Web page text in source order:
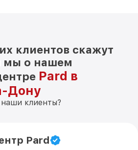
клиентов скажут
мы о нашем
Pard в
Дону
клиенты?
Pard